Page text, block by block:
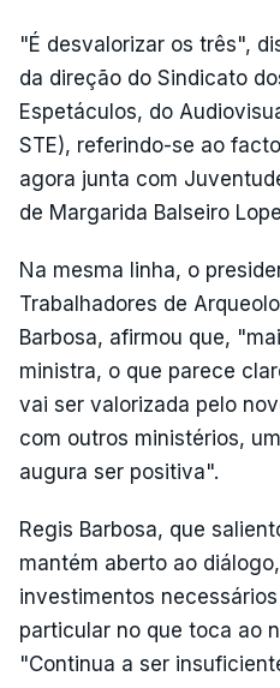
"É desvalorizar os três",
da direção do Sindicato
Espetáculos, do
STE), referindo-se ao
agora junta com
de Margarida Balseiro
Na mesma linha, o
Trabalhadores de
Barbosa, afirmou que,
ministra, o que parece
vai ser valorizada pelo
com outros ministérios,
augura ser positiva".
Regis Barbosa, que
mantém aberto ao
investimentos
particular no que toca ao
"Continua a ser